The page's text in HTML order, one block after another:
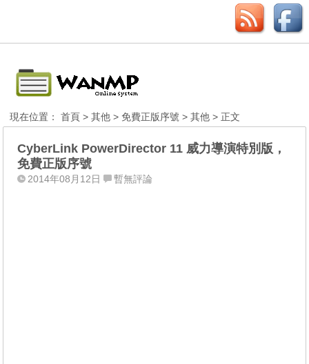
現在位置：首頁 >其他 >免費正版序號 >其他 > 正文
CyberLink PowerDirector 11 威力導演特別版，
免費正版序號
2014年08月12日 暫無評論